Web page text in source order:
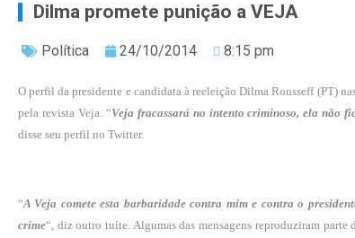
Dilma promete punição a VEJA
Política 24/10/2014 8:15 pm
O perfil da presidente e candidata à reeleição Dilma Rousseff (PT)
pela revista Veja. “Veja fracassará no intento criminoso, ela não
disse seu perfil no Twitter.
“A Veja comete esta barbaridade contra mim e contra o
crime“, diz outro tuíte. Algumas das mensagens reproduziram